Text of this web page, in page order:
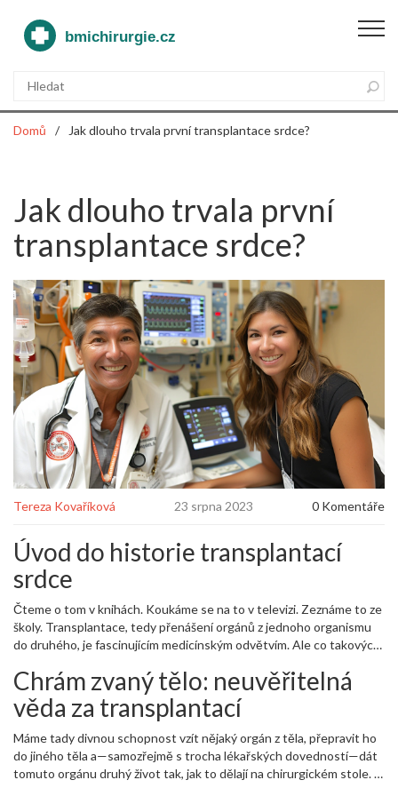
Domů Jak dlouho trvala první transplantace srdce?
Jak dlouho trvala první
transplantace srdce?
Tereza Kovaříková 23 srpna 2023 0 Komentáře
Úvod do historie transplantací
srdce
Čteme o tom v knihách. Koukáme se na to v televizi. Zeznáme to ze
školy. Transplantace, tedy přenášení orgánů z jednoho organismu
do druhého, je fascinujícím medicínským odvětvím. Ale co takových
bezprostředně trvala první úspěšná transplantace srdce? Ne?
Chápu, že to není informace, kterou byste dostali pravděpodobně
na klasické párty při sklenice vína. Ale pro mě je to zajímavé jako
panelová diskuse o tom, co dělá dobrou trhlinu v ovocné tarte. Na
Pavla, mého milého, často zapomenu, když se do těchto
rozměrných témat ponořím!
Chrám zvaný tělo: neuvěřitelná
věda za transplantací
Máme tady divnou schopnost vzít nějaký orgán z těla, přepravit ho
do jiného těla a—samozřejmě s trocha lékařských dovedností—dát
tomuto orgánu druhý život tak, jak to dělají na chirurgickém stole. A